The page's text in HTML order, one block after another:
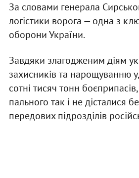
За словами генерала
логістики ворога — одна з
оборони України.
Завдяки злагодженим діям
захисників та нарощуванню
сотні тисяч тонн
пального так і не дісталися
передових підрозділів